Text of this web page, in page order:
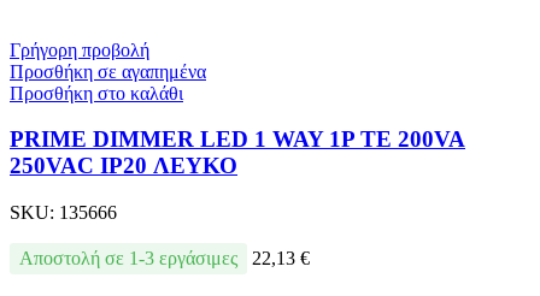
Γρήγορη προβολή
Προσθήκη σε αγαπημένα
Προσθήκη στο καλάθι
PRIME DIMMER LED 1 WAY 1P TE 200VA
250VAC IP20 ΛΕΥΚΟ
SKU: 135666
Αποστολή σε 1-3 εργάσιμες 22,13 €